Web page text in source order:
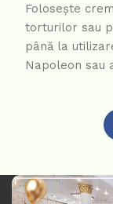
Folosește
torturilor sau
până la
Napoleon sau